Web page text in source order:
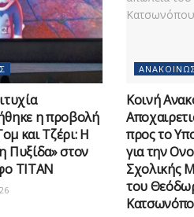
η προβολή
και Τζέρι: Η
Πυξίδα» στον
ΤΙΤΑΝ
Κοινή
προς το
για την
Σχολικής
του